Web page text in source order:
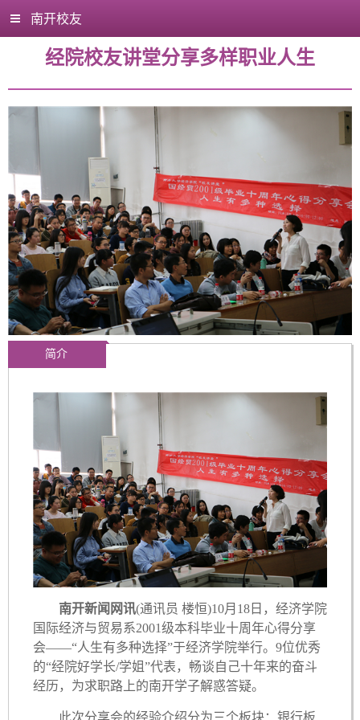
南开校友
经院校友讲堂分享多样职业人生
简介
南开新闻网讯(通讯员 楼恒)10月18日，经济学院
国际经济与贸易系2001级本科毕业十周年心得分享
会——“人生有多种选择”于经济学院举行。9位优秀
的“经院好学长/学姐”代表，畅谈自己十年来的奋斗
经历，为求职路上的南开学子解惑答疑。